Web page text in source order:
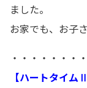
ました。
お家でも、お子
・・・・・・・
【ハートタイムⅡ